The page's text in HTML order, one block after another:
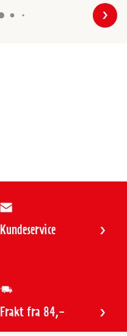
Kundeservice
Frakt fra 84,-